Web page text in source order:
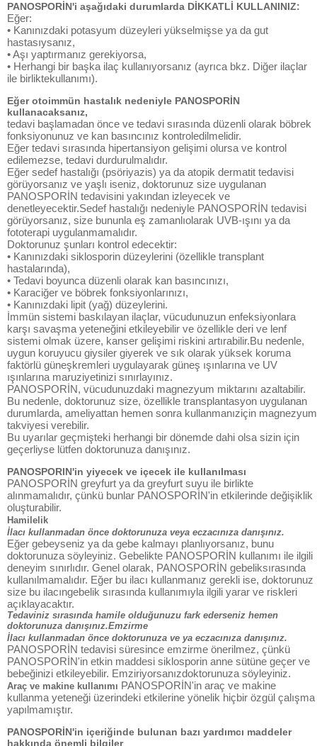
PANOSPORİN'i aşağıdaki durumlarda DİKKATLİ KULLANINIZ:
Eğer:
• Kanınızdaki potasyum düzeyleri yükselmişse ya da gut
hastasıysanız,
• Aşı yaptırmanız gerekiyorsa,
• Herhangi bir başka ilaç kullanıyorsanız (ayrıca bkz. Diğer ilaçlar
ile birliktekullanımı).
Eğer otoimmün hastalık nedeniyle PANOSPORİN
kullanacaksanız,
tedavi başlamadan önce ve tedavi sırasında düzenli olarak böbrek
fonksiyonunuz ve kan basıncınız kontroledilmelidir.
Eğer tedavi sırasında hipertansiyon gelişimi olursa ve kontrol
edilemezse, tedavi durdurulmalıdır.
Eğer sedef hastalığı (psöriyazis) ya da atopik dermatit tedavisi
görüyorsanız ve yaşlı iseniz, doktorunuz size uygulanan
PANOSPORİN tedavisini yakından izleyecek ve
denetleyecektir.Sedef hastalığı nedeniyle PANOSPORİN tedavisi
görüyorsanız, size bununla eş zamanlıolarak UVB-ışını ya da
fototerapi uygulanmamalıdır.
Doktorunuz şunları kontrol edecektir:
• Kanınızdaki siklosporin düzeylerini (özellikle transplant
hastalarında),
• Tedavi boyunca düzenli olarak kan basıncınızı,
• Karaciğer ve böbrek fonksiyonlarınızı,
• Kanınızdaki lipit (yağ) düzeylerini.
İmmün sistemi baskılayan ilaçlar, vücudunuzun enfeksiyonlara
karşı savaşma yeteneğini etkileyebilir ve özellikle deri ve lenf
sistemi olmak üzere, kanser gelişimi riskini artırabilir.Bu nedenle,
uygun koruyucu giysiler giyerek ve sık olarak yüksek koruma
faktörlü güneşkremleri uygulayarak güneş ışınlarına ve UV
ışınlarına maruziyetinizi sınırlayınız.
PANOSPORİN, vücudunuzdaki magnezyum miktarını azaltabilir.
Bu nedenle, doktorunuz size, özellikle transplantasyon uygulanan
durumlarda, ameliyattan hemen sonra kullanmanıziçin magnezyum
takviyesi verebilir.
Bu uyarılar geçmişteki herhangi bir dönemde dahi olsa sizin için
geçerliyse lütfen doktorunuza danışınız.
PANOSPORIN'in yiyecek ve içecek ile kullanılması
PANOSPORİN greyfurt ya da greyfurt suyu ile birlikte
alınmamalıdır, çünkü bunlar PANOSPORİN'in etkilerinde değişiklik
oluşturabilir.
Hamilelik
İlacı kullanmadan önce doktorunuza veya eczacınıza danışınız.
Eğer gebeyseniz ya da gebe kalmayı planlıyorsanız, bunu
doktorunuza söyleyiniz. Gebelikte PANOSPORİN kullanımı ile ilgili
deneyim sınırlıdır. Genel olarak, PANOSPORİN gebeliksırasında
kullanılmamalıdır. Eğer bu ilacı kullanmanız gerekli ise, doktorunuz
size bu ilacıngebelik sırasında kullanımıyla ilgili yarar ve riskleri
açıklayacaktır.
Tedaviniz sırasında hamile olduğunuzu fark ederseniz hemen
doktorunuza danışınız.Emzirme
İlacı kullanmadan önce doktorunuza ve ya eczacınıza danışınız.
PANOSPORİN tedavisi süresince emzirme önerilmez, çünkü
PANOSPORİN'in etkin maddesi siklosporin anne sütüne geçer ve
bebeğinizi etkileyebilir. Emziriyorsanızdoktorunuza söyleyiniz.
Araç ve makine kullanımı PANOSPORİN'in araç ve makine
kullanma yeteneği üzerindeki etkilerine yönelik hiçbir özgül çalışma
yapılmamıştır.
PANOSPORİN'in içeriğinde bulunan bazı yardımcı maddeler
hakkında önemli bilgiler